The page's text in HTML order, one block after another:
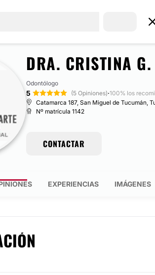
DRA. CRISTINA G.
Odontólogo
5 (5 Opiniones)·100% los
Catamarca 187, San Miguel de Tucumán,
Nº matrícula 1142
CONTACTAR
EXPERIENCIAS IMÁGENES